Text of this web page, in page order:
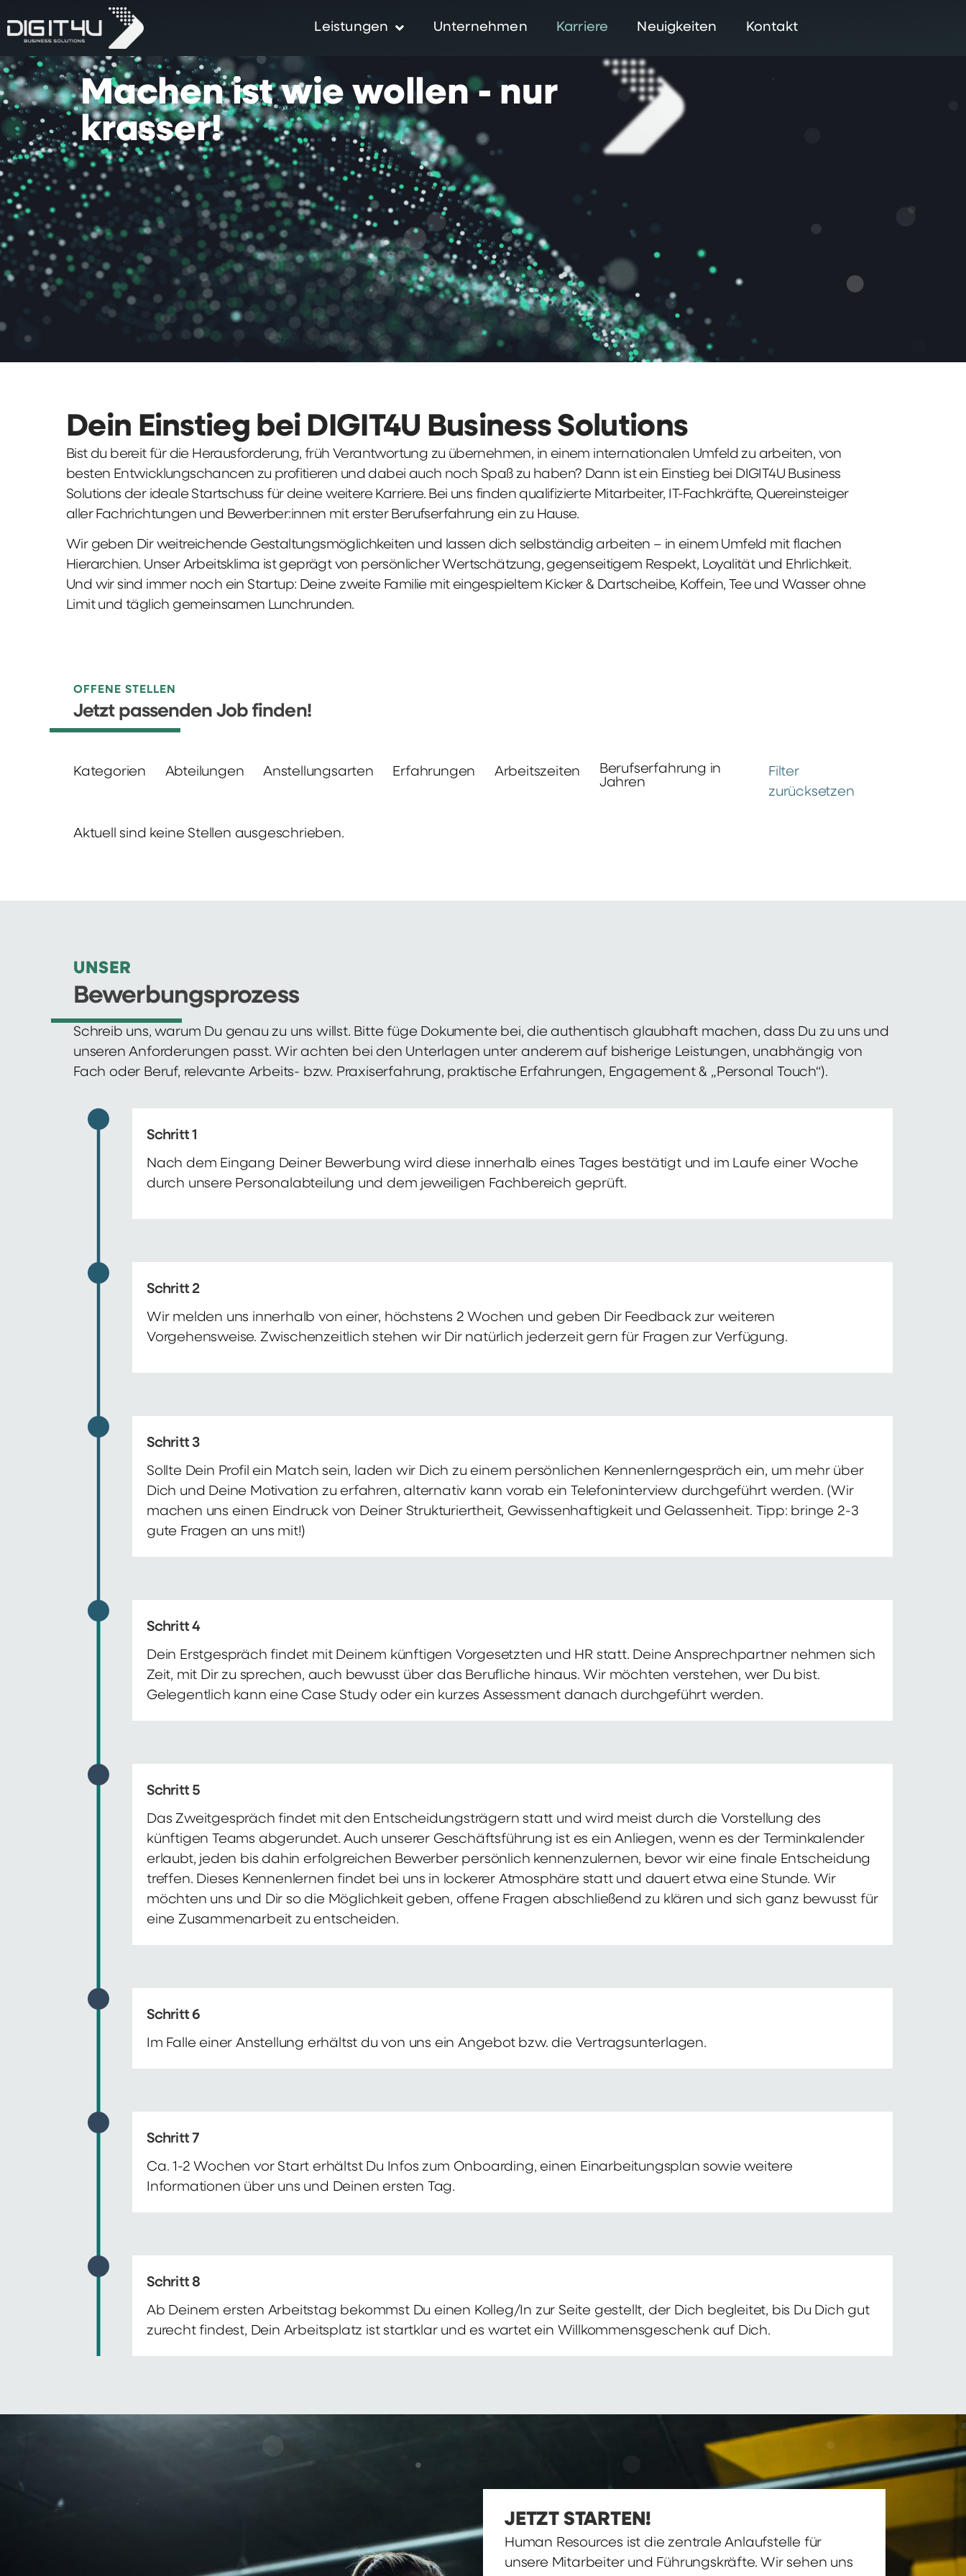
Leistungen Unternehmen Karriere Neuigkeiten Kontakt
Machen ist wie wollen - nur
krasser!
Dein Einstieg bei DIGIT4U Business Solutions
Bist du bereit für die Herausforderung, früh Verantwortung zu übernehmen, in einem internationalen Umfeld zu arbeiten, von
besten Entwicklungschancen zu profitieren und dabei auch noch Spaß zu haben? Dann ist ein Einstieg bei DIGIT4U Business
Solutions der ideale Startschuss für deine weitere Karriere. Bei uns finden qualifizierte Mitarbeiter, IT-Fachkräfte, Quereinsteiger
aller Fachrichtungen und Bewerber:innen mit erster Berufserfahrung ein zu Hause.
Wir geben Dir weitreichende Gestaltungsmöglichkeiten und lassen dich selbständig arbeiten – in einem Umfeld mit flachen
Hierarchien. Unser Arbeitsklima ist geprägt von persönlicher Wertschätzung, gegenseitigem Respekt, Loyalität und Ehrlichkeit.
Und wir sind immer noch ein Startup: Deine zweite Familie mit eingespieltem Kicker & Dartscheibe, Koffein, Tee und Wasser ohne
Limit und täglich gemeinsamen Lunchrunden.
OFFENE STELLEN
Jetzt passenden Job finden!
Kategorien Abteilungen Anstellungsarten Erfahrungen Arbeitszeiten
Berufserfahrung in
Jahren
Filter
zurücksetzen
Aktuell sind keine Stellen ausgeschrieben.
UNSER
Bewerbungsprozess
Schreib uns, warum Du genau zu uns willst. Bitte füge Dokumente bei, die authentisch glaubhaft machen, dass Du zu uns und
unseren Anforderungen passt. Wir achten bei den Unterlagen unter anderem auf bisherige Leistungen, unabhängig von
Fach oder Beruf, relevante Arbeits- bzw. Praxiserfahrung, praktische Erfahrungen, Engagement & „Personal Touch“).
Schritt 1
Nach dem Eingang Deiner Bewerbung wird diese innerhalb eines Tages bestätigt und im Laufe einer Woche
durch unsere Personalabteilung und dem jeweiligen Fachbereich geprüft.
Schritt 2
Wir melden uns innerhalb von einer, höchstens 2 Wochen und geben Dir Feedback zur weiteren
Vorgehensweise. Zwischenzeitlich stehen wir Dir natürlich jederzeit gern für Fragen zur Verfügung.
Schritt 3
Sollte Dein Profil ein Match sein, laden wir Dich zu einem persönlichen Kennenlerngespräch ein, um mehr über
Dich und Deine Motivation zu erfahren, alternativ kann vorab ein Telefoninterview durchgeführt werden. (Wir
machen uns einen Eindruck von Deiner Strukturiertheit, Gewissenhaftigkeit und Gelassenheit. Tipp: bringe 2-3
gute Fragen an uns mit!)
Schritt 4
Dein Erstgespräch findet mit Deinem künftigen Vorgesetzten und HR statt. Deine Ansprechpartner nehmen sich
Zeit, mit Dir zu sprechen, auch bewusst über das Berufliche hinaus. Wir möchten verstehen, wer Du bist.
Gelegentlich kann eine Case Study oder ein kurzes Assessment danach durchgeführt werden.
Schritt 5
Das Zweitgespräch findet mit den Entscheidungsträgern statt und wird meist durch die Vorstellung des
künftigen Teams abgerundet. Auch unserer Geschäftsführung ist es ein Anliegen, wenn es der Terminkalender
erlaubt, jeden bis dahin erfolgreichen Bewerber persönlich kennenzulernen, bevor wir eine finale Entscheidung
treffen. Dieses Kennenlernen findet bei uns in lockerer Atmosphäre statt und dauert etwa eine Stunde. Wir
möchten uns und Dir so die Möglichkeit geben, offene Fragen abschließend zu klären und sich ganz bewusst für
eine Zusammenarbeit zu entscheiden.
Schritt 6
Im Falle einer Anstellung erhältst du von uns ein Angebot bzw. die Vertragsunterlagen.
Schritt 7
Ca. 1-2 Wochen vor Start erhältst Du Infos zum Onboarding, einen Einarbeitungsplan sowie weitere
Informationen über uns und Deinen ersten Tag.
Schritt 8
Ab Deinem ersten Arbeitstag bekommst Du einen Kolleg/In zur Seite gestellt, der Dich begleitet, bis Du Dich gut
zurecht findest, Dein Arbeitsplatz ist startklar und es wartet ein Willkommensgeschenk auf Dich.
JETZT STARTEN!
Human Resources ist die zentrale Anlaufstelle für
unsere Mitarbeiter und Führungskräfte. Wir sehen uns